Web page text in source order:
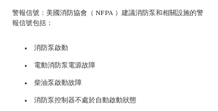
警報信號：美國消防協會（ NFPA ）建議消防泵和相關設施的警
報信號包括：
消防泵啟動
電動消防泵電源故障
柴油泵啟動故障
消防泵控制器不處於自動啟動狀態